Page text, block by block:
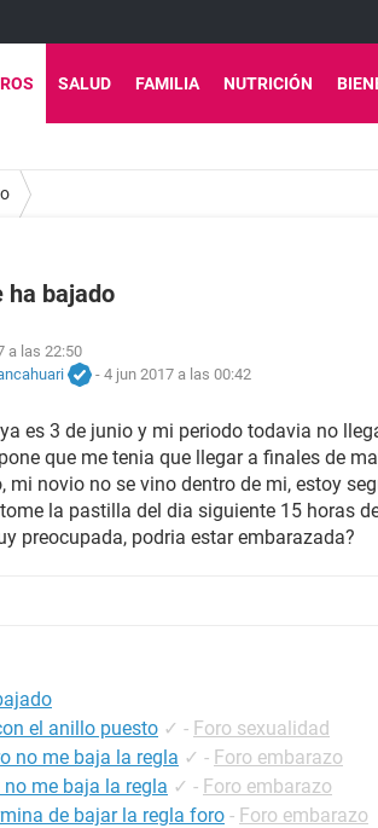
SALUD FAMILIA NUTRICIÓN
ha bajado
a las 22:50
- 4 jun 2017 a las 00:42
es 3 de junio y mi periodo todavia no
que me tenia que llegar a finales de
mi novio no se vino dentro de mi, estoy
la pastilla del dia siguiente 15 horas
preocupada, podria estar embarazada?
el anillo puesto ✓ - Foro sexualidad
no me baja la regla ✓ - Foro embarazo
me baja la regla ✓ - Foro embarazo
de bajar la regla foro - Foro embarazo